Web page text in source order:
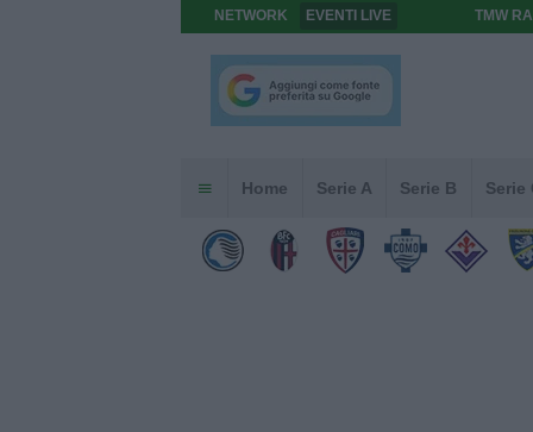
NETWORK EVENTI LIVE TMW
Home Serie A Serie B Serie